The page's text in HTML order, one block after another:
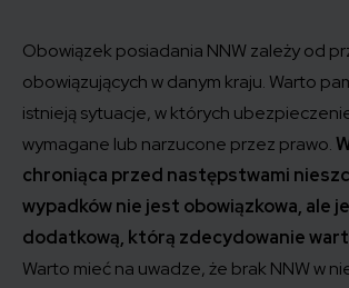
Obowiązek posiadania NNW zależy od
obowiązujących w danym kraju. Warto
istnieją sytuacje, w których
wymagane lub narzucone przez prawo.
chroniąca przed następstwami
wypadków nie jest obowiązkowa, ale
dodatkową, którą zdecydowanie
Warto mieć na uwadze, że brak NNW w